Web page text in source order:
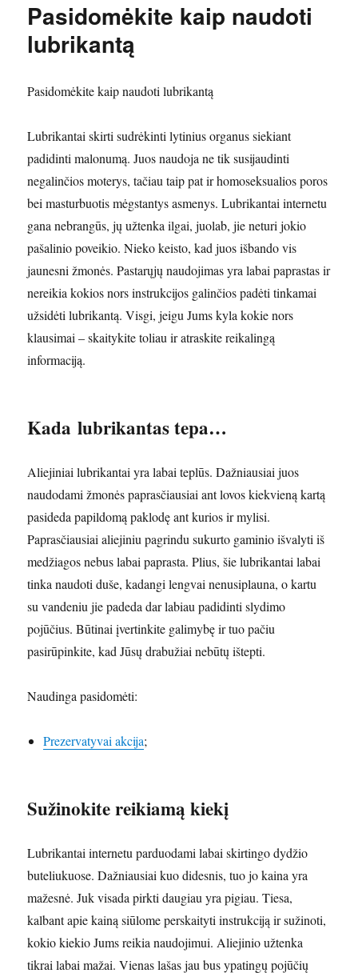
Pasidomėkite kaip naudoti
lubrikantą
Pasidomėkite kaip naudoti lubrikantą
Lubrikantai skirti sudrėkinti lytinius organus siekiant
padidinti malonumą. Juos naudoja ne tik susijaudinti
negalinčios moterys, tačiau taip pat ir homoseksualios poros
bei masturbuotis mėgstantys asmenys. Lubrikantai internetu
gana nebrangūs, jų užtenka ilgai, juolab, jie neturi jokio
pašalinio poveikio. Nieko keisto, kad juos išbando vis
jaunesni žmonės. Pastarųjų naudojimas yra labai paprastas ir
nereikia kokios nors instrukcijos galinčios padėti tinkamai
užsidėti lubrikantą. Visgi, jeigu Jums kyla kokie nors
klausimai – skaitykite toliau ir atraskite reikalingą
informaciją.
Kada lubrikantas tepa…
Aliejiniai lubrikantai yra labai teplūs. Dažniausiai juos
naudodami žmonės paprasčiausiai ant lovos kiekvieną kartą
pasideda papildomą paklodę ant kurios ir mylisi.
Paprasčiausiai aliejiniu pagrindu sukurto gaminio išvalyti iš
medžiagos nebus labai paprasta. Plius, šie lubrikantai labai
tinka naudoti duše, kadangi lengvai nenusiplauna, o kartu
su vandeniu jie padeda dar labiau padidinti slydimo
pojūčius. Būtinai įvertinkite galimybę ir tuo pačiu
pasirūpinkite, kad Jūsų drabužiai nebūtų ištepti.
Naudinga pasidomėti:
Prezervatyvai akcija;
Sužinokite reikiamą kiekį
Lubrikantai internetu parduodami labai skirtingo dydžio
buteliukuose. Dažniausiai kuo didesnis, tuo jo kaina yra
mažesnė. Juk visada pirkti daugiau yra pigiau. Tiesa,
kalbant apie kainą siūlome perskaityti instrukciją ir sužinoti,
kokio kiekio Jums reikia naudojimui. Aliejinio užtenka
tikrai labai mažai. Vienas lašas jau bus ypatingų pojūčių